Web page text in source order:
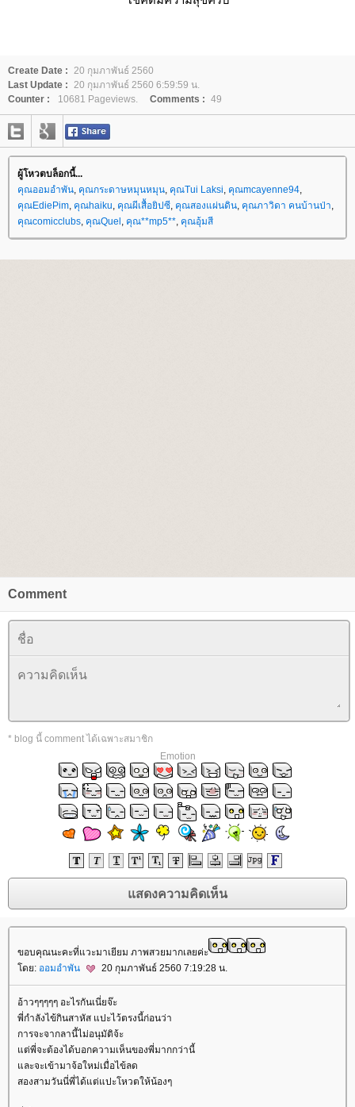
Create Date : 20 กุมภาพันธ์ 2560
Last Update : 20 กุมภาพันธ์ 2560 6:59:59 น.
Counter :
10681 Pageviews. Comments : 49
ผู้โหวตบล็อกนี้...
คุณออมอำพัน, คุณกระดาษหมุนหมุน, คุณTui Laksi, คุณmcayenne94,
คุณEdiePim, คุณhaiku, คุณผีเสื้อยิปซี, คุณสองแผ่นดิน, คุณภาวิดา คนบ้านป่า,
คุณcomicclubs, คุณQuel , คุณ**mp5**, คุณอุ้มสี
Comment
* blog นี้ comment ได้เฉพาะสมาชิก
Emotion
ขอบคุณนะคะที่แวะมาเยียม ภาพสวยมากเลยค่ะ
ดย: ออมอำพัน 20 กุมภาพันธ์ 2560 7:19:28 น.
อ้าวๆๆๆๆๆ อะไรกันเนี่ยจ๊ะ
พี่กำลังไข้กินสาหัส แปะไว้ตรงนี้ก่อนว่า
การจะจากลานี้ไม่อนุมัติจ้ะ
ต่พี่จะต้องได้บอกความเห็นของพี่มากกว่านี้
ละจะเข้ามาจ้อใหม่เมื่อไข้ลด
สองสามวันนี่พี่ได้แต่แปะโหวตให้น้องๆ